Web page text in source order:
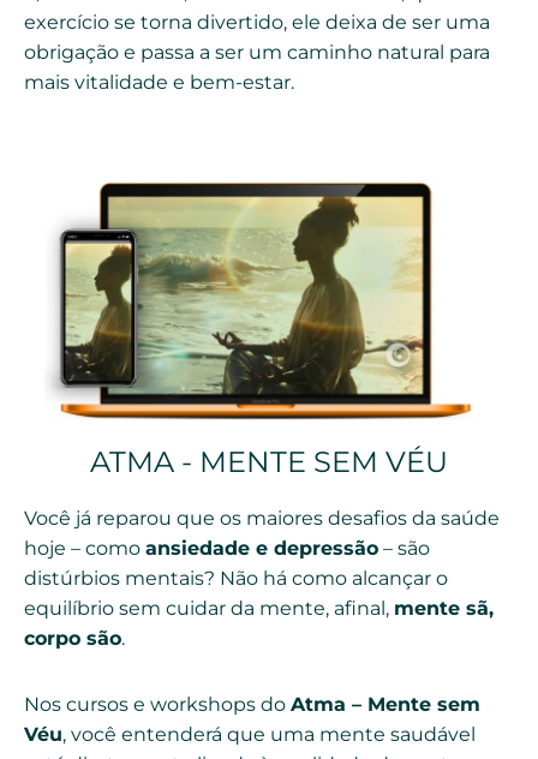
exercício se torna divertido, ele deixa de ser uma
obrigação e passa a ser um caminho natural para
mais vitalidade e bem-estar.
ATMA - MENTE SEM VÉU
Você já reparou que os maiores desafios da saúde
hoje – como ansiedade e depressão – são
distúrbios mentais? Não há como alcançar o
equilíbrio sem cuidar da mente, afinal, mente sã,
corpo são.
Nos cursos e workshops do Atma – Mente sem
Véu, você entenderá que uma mente saudável